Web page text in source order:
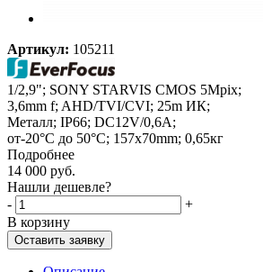
Артикул: 105211
1/2,9"; SONY STARVIS CMOS 5Mpix;
3,6mm f; AHD/TVI/CVI; 25m ИК;
Металл; IP66; DC12V/0,6A;
от-20°C до 50°C; 157x70mm; 0,65кг
Подробнее
14 000 руб.
Нашли дешевле?
-
+
В корзину
Оставить заявку